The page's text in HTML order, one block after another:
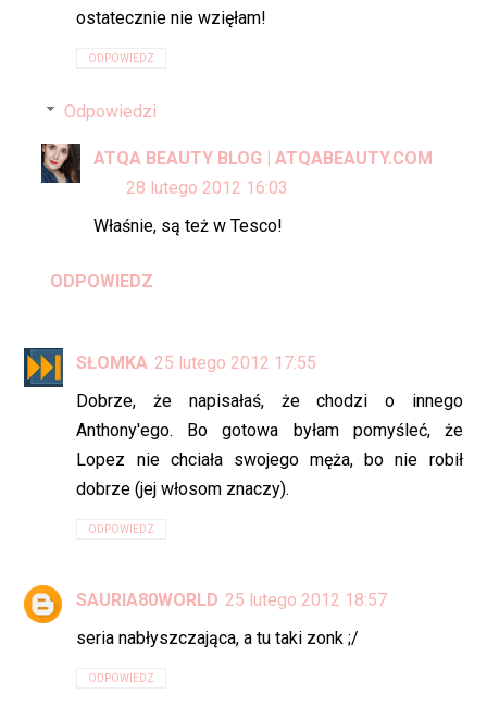
ostatecznie nie wzięłam!
ODPOWIEDZ
Odpowiedzi
ATQA BEAUTY BLOG | ATQABEAUTY.COM
28 lutego 2012 16:03
Właśnie, są też w Tesco!
ODPOWIEDZ
SŁOMKA 25 lutego 2012 17:55
Dobrze, że napisałaś, że chodzi o innego
Anthony'ego. Bo gotowa byłam pomyśleć, że
Lopez nie chciała swojego męża, bo nie robił
dobrze (jej włosom znaczy).
ODPOWIEDZ
SAURIA80WORLD 25 lutego 2012 18:57
seria nabłyszczająca, a tu taki zonk ;/
ODPOWIEDZ